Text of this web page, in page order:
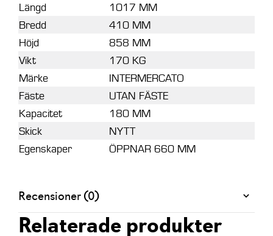
Längd
1017 MM
Bredd
410 MM
Höjd
858 MM
Vikt
170 KG
Märke
INTERMERCATO
Fäste
UTAN FÄSTE
Kapacitet
180 MM
Skick
NYTT
Egenskaper
ÖPPNAR 660 MM
Recensioner (0)
Relaterade produkter